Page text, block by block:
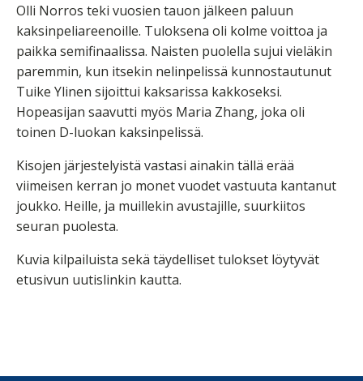
Olli Norros teki vuosien tauon jälkeen paluun
kaksinpeliareenoille. Tuloksena oli kolme voittoa ja
paikka semifinaalissa. Naisten puolella sujui vieläkin
paremmin, kun itsekin nelinpelissä kunnostautunut
Tuike Ylinen sijoittui kaksarissa kakkoseksi.
Hopeasijan saavutti myös Maria Zhang, joka oli
toinen D-luokan kaksinpelissä.
Kisojen järjestelyistä vastasi ainakin tällä erää
viimeisen kerran jo monet vuodet vastuuta kantanut
joukko. Heille, ja muillekin avustajille, suurkiitos
seuran puolesta.
Kuvia kilpailuista sekä täydelliset tulokset löytyvät
etusivun uutislinkin kautta.